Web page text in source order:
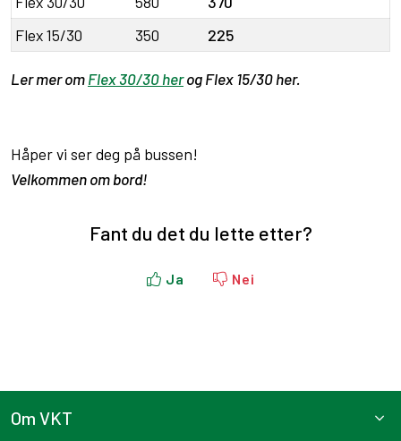
Flex 15/30
350 225
Ler mer omFlex 30/30 herog Flex 15/30 her.
Håper vi ser deg på bussen!
Velkommen om bord!
Fant du det du lette etter?
Ja Nei
Om VKT